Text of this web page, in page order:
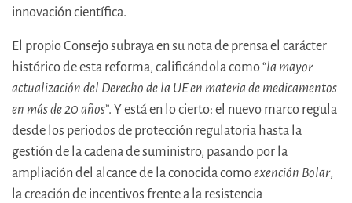
innovación científica.
El propio Consejo subraya en su nota de prensa el carácter
histórico de esta reforma, calificándola como “la mayor
actualización del Derecho de la UE en materia de medicamentos
en más de 20 años”. Y está en lo cierto: el nuevo marco regula
desde los periodos de protección regulatoria hasta la
gestión de la cadena de suministro, pasando por la
ampliación del alcance de la conocida comoexención Bolar,
la creación de incentivos frente a la resistencia